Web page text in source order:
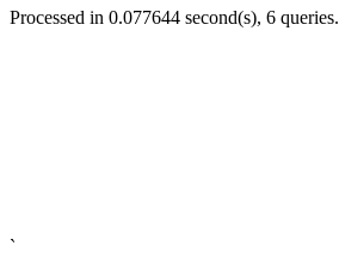
Processed in 0.077644 second(s), 6 queries.
`